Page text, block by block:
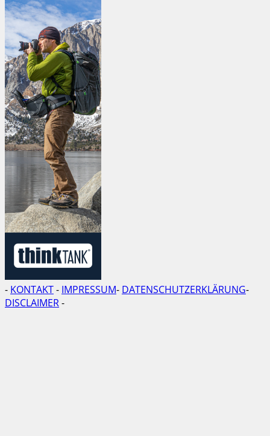
- KONTAKT- IMPRESSUM- DATENSCHUTZERKLÄRUNG-
DISCLAIMER-